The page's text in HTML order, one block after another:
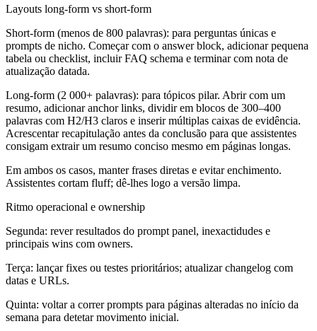
Layouts long-form vs short-form
Short-form (menos de 800 palavras): para perguntas únicas e
prompts de nicho. Começar com o answer block, adicionar pequena
tabela ou checklist, incluir FAQ schema e terminar com nota de
atualização datada.
Long-form (2 000+ palavras): para tópicos pilar. Abrir com um
resumo, adicionar anchor links, dividir em blocos de 300–400
palavras com H2/H3 claros e inserir múltiplas caixas de evidência.
Acrescentar recapitulação antes da conclusão para que assistentes
consigam extrair um resumo conciso mesmo em páginas longas.
Em ambos os casos, manter frases diretas e evitar enchimento.
Assistentes cortam fluff; dê-lhes logo a versão limpa.
Ritmo operacional e ownership
Segunda: rever resultados do prompt panel, inexactidudes e
principais wins com owners.
Terça: lançar fixes ou testes prioritários; atualizar changelog com
datas e URLs.
Quinta: voltar a correr prompts para páginas alteradas no início da
semana para detetar movimento inicial.